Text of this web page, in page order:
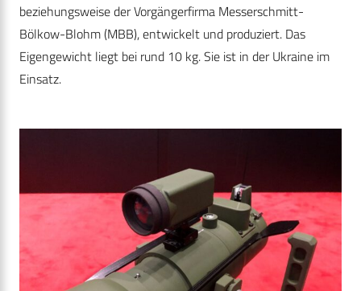
beziehungsweise der Vorgängerfirma Messerschmitt-
Bölkow-Blohm (MBB), entwickelt und produziert. Das
Eigengewicht liegt bei rund 10 kg. Sie ist in der Ukraine im
Einsatz.